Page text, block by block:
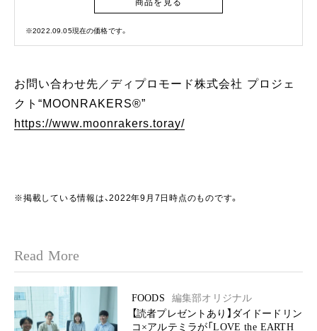
商品を見る
※2022.09.05現在の価格です。
お問い合わせ先／ディプロモード株式会社 プロジェ
クト“MOONRAKERS®”
https://www.moonrakers.toray/
※掲載している情報は、2022年9月7日時点のものです。
Read More
FOODS
編集部オリジナル
【読者プレゼントあり】ダイドードリン
コ×アルテミラが「LOVE the EARTH